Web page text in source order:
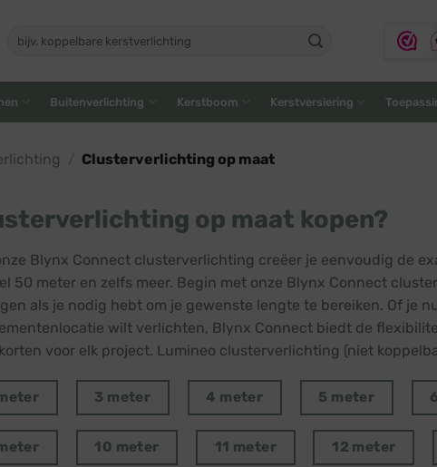
naar:
Buitenverlichting Kerstboom Kerstversiering
Clusterverlichting op maat
op maat kopen?
Blynx Connect clusterverlichting creëer je eenvoudig de
50 meter en zelfs meer. Begin met onze Blynx Connect
als je nodig hebt om je gewenste lengte te bereiken. Of je
wilt verlichten, Blynx Connect biedt de
voor elk project. Lumineo clusterverlichting (niet
3 meter 4 meter 5 meter
10 meter 11 meter 12 meter